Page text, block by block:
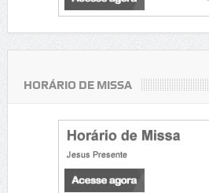
HORÁRIO DE MISSA